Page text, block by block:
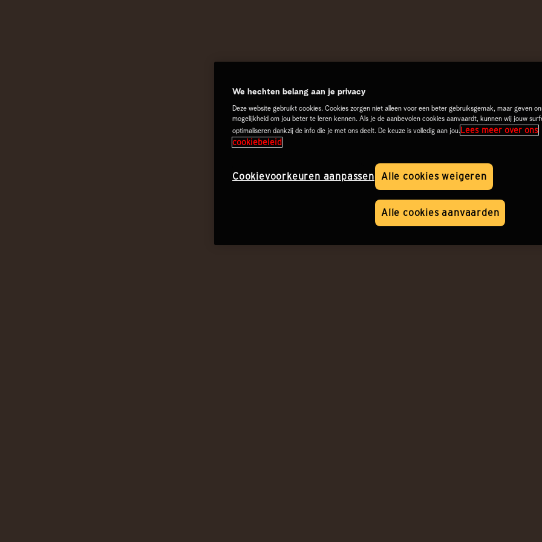
We hechten belang aan je privacy
Deze website gebruikt cookies. Cookies zorgen niet alleen voor een beter gebruiksgemak, maar geven
mogelijkheid om jou beter te leren kennen. Als je de aanbevolen cookies aanvaardt, kunnen wij jouw
optimaliseren dankzij de info die je met ons deelt. De keuze is volledig aan jou.Lees meer over ons
cookiebeleid
Alle cookies weigeren
Alle cookies aanvaarden
Cookievoorkeuren aanpassen